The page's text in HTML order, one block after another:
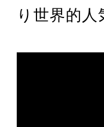
り世界的人